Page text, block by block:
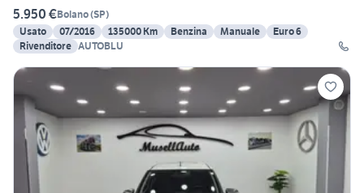
5.950 €Bolano(SP)
Usato
07/2016 135000 Km Benzina Manuale
Euro 6
Rivenditore AUTOBLU